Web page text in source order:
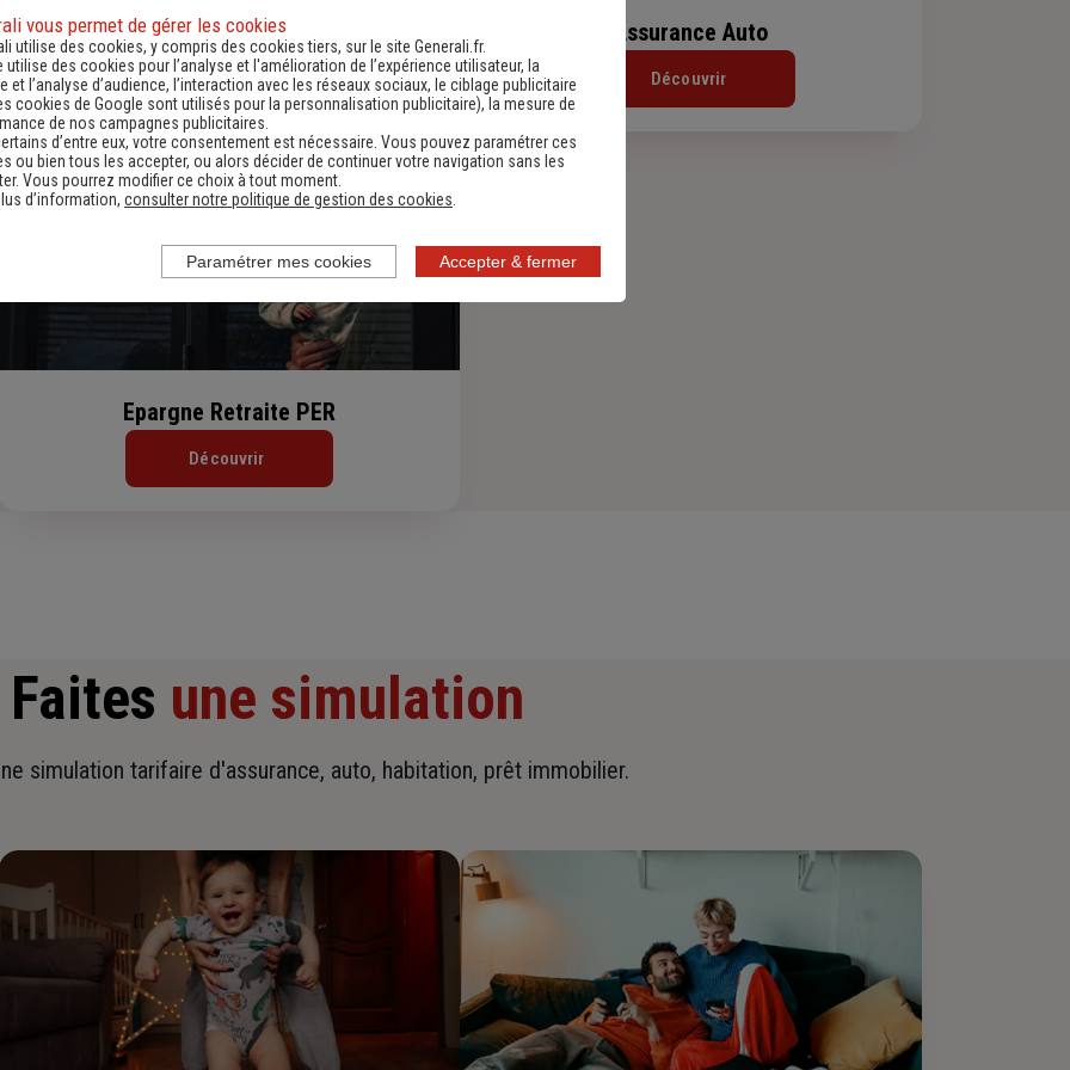
Assurance Habitation
Découvrir
Assurance Auto
Découvrir
Epargne Retraite PER
Découvrir
Faites une simulation
simulation tarifaire d'assurance, auto, habitation, prêt immobilier.
vous permet de gérer les cookies
utilise des cookies, y compris des cookies tiers, sur le site Generali.fr.
utilise des cookies pour l’analyse et l'amélioration de l’expérience utilisateur, la
et l’analyse d’audience, l’interaction avec les réseaux sociaux, le ciblage publicitaire
cookies de Google sont utilisés pour la personnalisation publicitaire), la mesure de
de nos campagnes publicitaires.
d’entre eux, votre consentement est nécessaire. Vous pouvez paramétrer ces
ou bien tous les accepter, ou alors décider de continuer votre navigation sans les
Vous pourrez modifier ce choix à tout moment.
d’information, consulter notre politique de gestion des cookies
Accepter & fermer
Paramétrer mes cookies